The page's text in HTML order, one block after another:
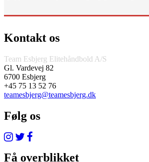
Kontakt os
Team Esbjerg Elitehåndbold A/S
Gl. Vardevej 82
6700 Esbjerg
+45 75 13 52 76
teamesbjerg@teamesbjerg.dk
Følg os
Få overblikket